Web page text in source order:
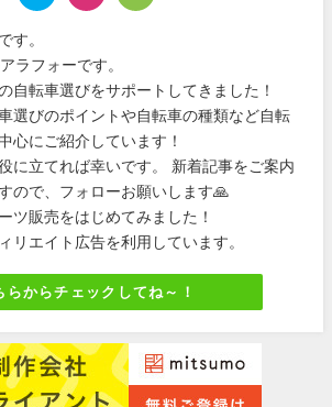
す。
ラフォーです。
自転車選びをサポートしてきました！
選びのポイントや自転車の種類など自転
心にご紹介しています！
に立てれば幸いです。 新着記事をご案内
ので、フォローお願いします🙏
ツ販売をはじめてみました！
リエイト広告を利用しています。
らからチェックしてね～！